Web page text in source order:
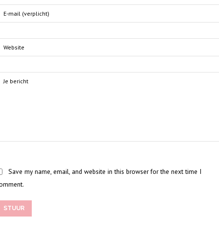
Save my name, email, and website in this browser for the next time I
STUUR